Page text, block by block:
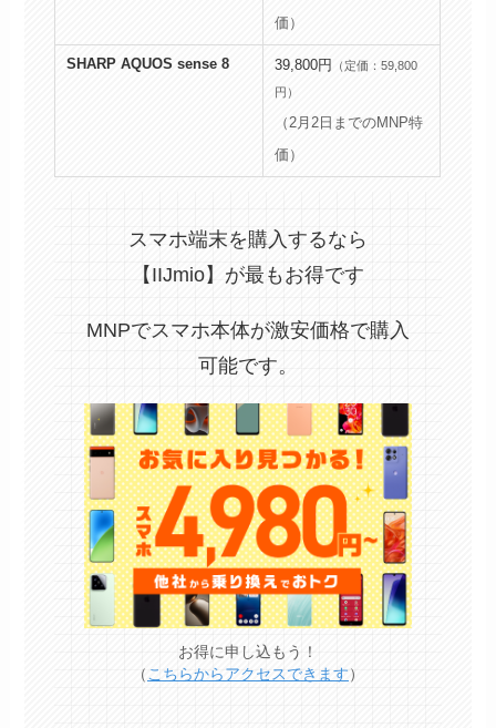
価）
SHARP AQUOS sense 8 39,800円
（定価：59,800
円）
（2月2日までのMNP特
価）
スマホ端末を購入するなら
【IIJmio】が最もお得です
MNPでスマホ本体が激安価格で購入
可能です。
お得に申し込もう！
（ こちらからアクセスできます）